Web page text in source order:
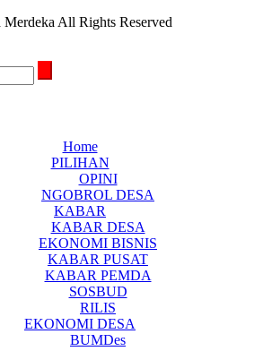
All Rights Reserved
Home
PILIHAN
OPINI
NGOBROL DESA
KABAR
KABAR DESA
EKONOMI BISNIS
KABAR PUSAT
KABAR PEMDA
SOSBUD
RILIS
EKONOMI DESA
BUMDes